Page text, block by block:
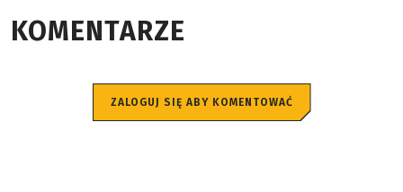
KOMENTARZE
ZALOGUJ SIĘ ABY KOMENTOWAĆ